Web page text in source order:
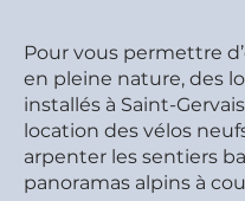
Pour vous permettre
en pleine nature, des
installés à Saint-
location des vélos
arpenter les sentiers
panoramas alpins à